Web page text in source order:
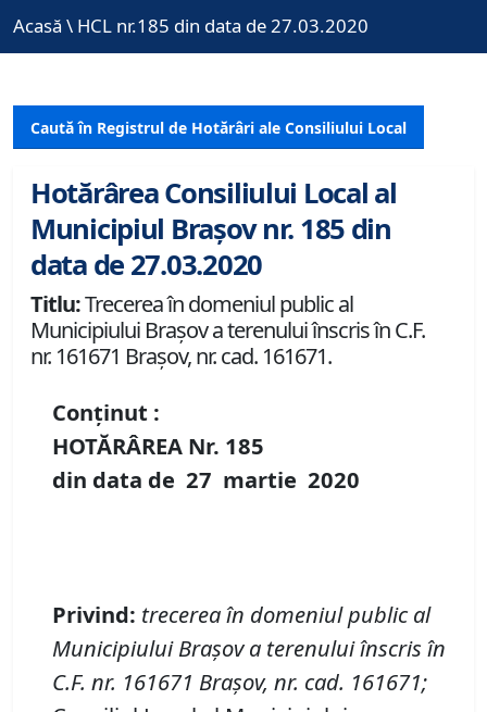
Acasă \ HCL nr.185 din data de 27.03.2020
Caută în Registrul de Hotărâri ale Consiliului Local
Hotărârea Consiliului Local al
Municipiul Brașov nr. 185 din
data de 27.03.2020
Titlu:Trecerea în domeniul public al
Municipiului Braşov a terenului înscris în C.F.
nr. 161671 Brașov, nr. cad. 161671.
Conținut :
HOTĂRÂREA Nr. 185
din data de 27 martie 2020
Privind: trecerea în domeniul public al
Municipiului Braşova terenuluiînscris în
C.F. nr. 161671 Brașov, nr. cad. 161671;